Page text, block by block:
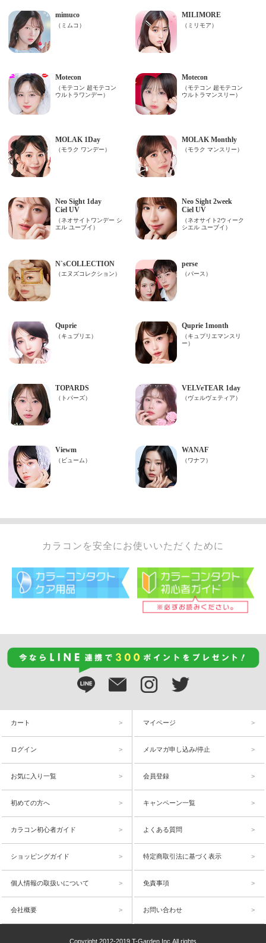
カラコンを安全にお使いいただくために
カート マイページ
ログイン メルマガ申し込み/停止
お気に入り一覧 会員登録
初めての方へ キャンペーン一覧
カラコン初心者ガイド よくある質問
ショッピングガイド 特定商取引法に基づく表示
個人情報の取扱いについて 免責事項
会社概要 お問い合わせ
Copyright 2012-2019 T-Garden,Inc.All rights